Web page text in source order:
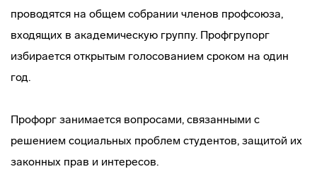
проводятся на общем собрании членов профсоюза,
входящих в академическую группу. Профгрупорг
избирается открытым голосованием сроком на один
год.
Профорг занимается вопросами, связанными с
решением социальных проблем студентов, защитой их
законных прав и интересов.